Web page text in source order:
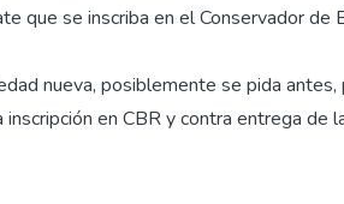
que se inscriba en el Conservador de
nueva, posiblemente se pida antes,
en CBR y contra entrega de